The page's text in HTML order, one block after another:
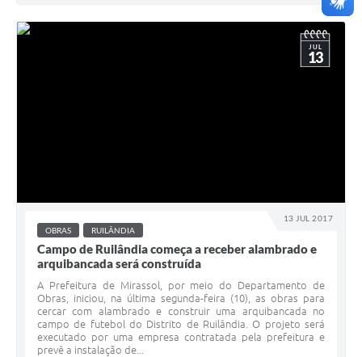
13 JUL 2017
JUL
13
OBRAS RUILÂNDIA
Campo de Ruilândia começa a receber alambrado e
arquibancada será construída
A Prefeitura de Mirassol, por meio do Departamento de
Obras, iniciou, na última segunda-feira (10), as obras para
cercar com alambrado e construir uma arquibancada no
campo de futebol do Distrito de Ruilândia. O projeto será
executado por uma empresa contratada pela prefeitura e
prevê a instalação de...